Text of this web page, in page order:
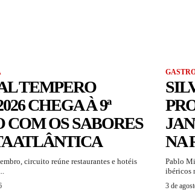
TEMPERO
CHEGA À 9ª
COM OS SABORES
ATLÂNTICA
circuito reúne restaurantes e hotéis
NA
Pablo
ibéricos
3 de